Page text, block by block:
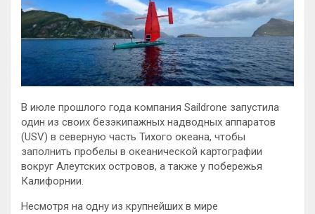
В июле прошлого года компания Saildrone запустила
один из своих безэкипажных надводных аппаратов
(USV) в северную часть Тихого океана, чтобы
заполнить пробелы в океанической картографии
вокруг Алеутских островов, а также у побережья
Калифорнии.
Несмотря на одну из крупнейших в мире